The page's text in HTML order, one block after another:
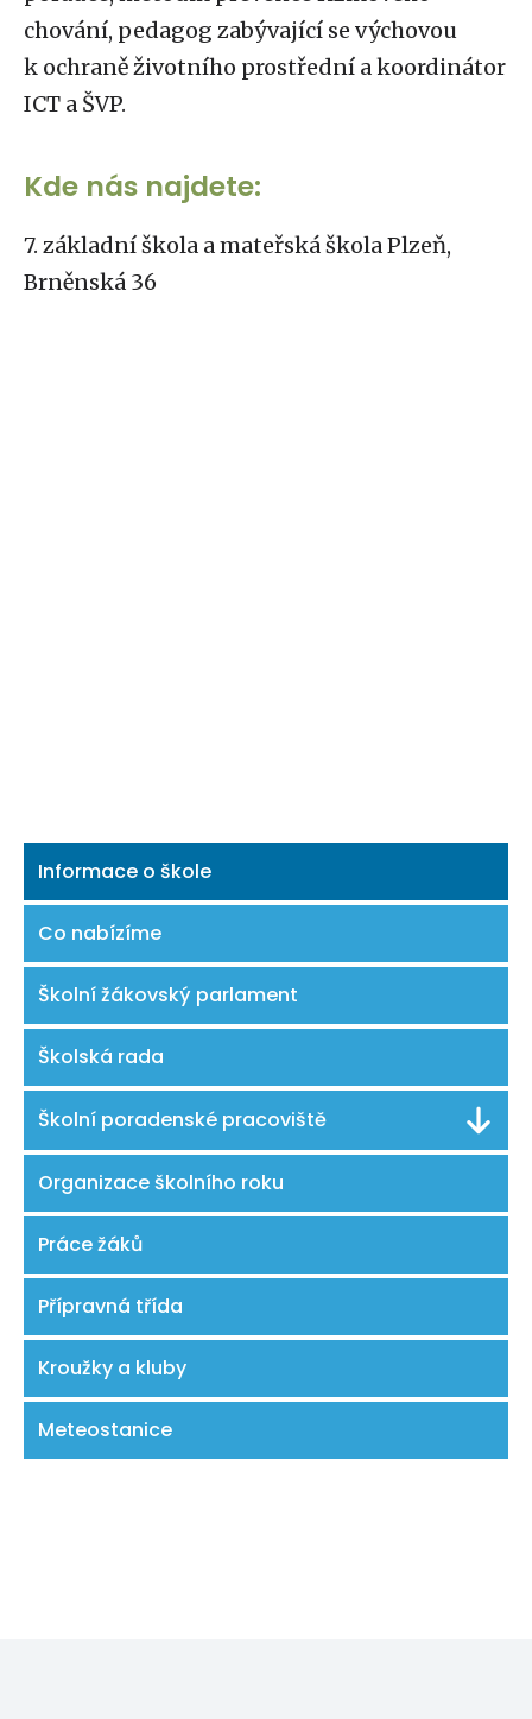
chování, pedagog zabývající se výchovou
k ochraně životního prostřední a koordinátor
ICT a ŠVP.
Kde nás najdete:
7. základní škola a mateřská škola Plzeň,
Brněnská 36
Informace o škole
Co nabízíme
Školní žákovský parlament
Školská rada
Školní poradenské pracoviště
Organizace školního roku
Práce žáků
Přípravná třída
Kroužky a kluby
Meteostanice